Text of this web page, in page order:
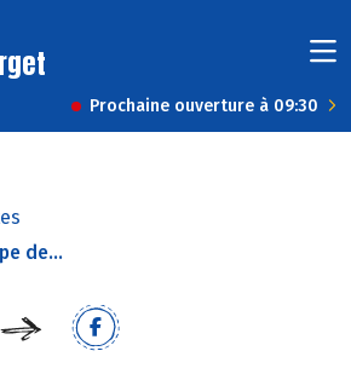
Prochaine ouverture à 09:30
de...